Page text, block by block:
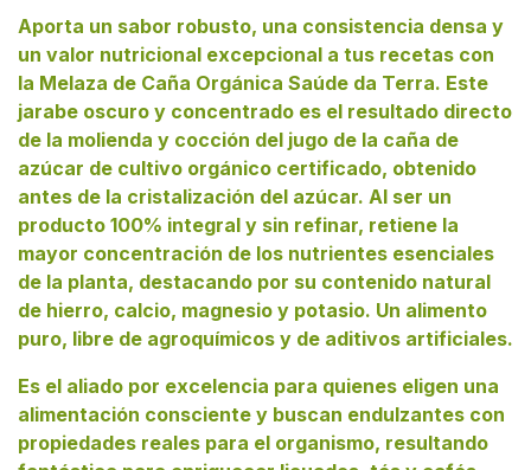
Aporta un sabor robusto, una consistencia densa y
un valor nutricional excepcional a tus recetas con
la Melaza de Caña Orgánica Saúde da Terra. Este
jarabe oscuro y concentrado es el resultado directo
de la molienda y cocción del jugo de la caña de
azúcar de cultivo orgánico certificado, obtenido
antes de la cristalización del azúcar. Al ser un
producto 100% integral y sin refinar, retiene la
mayor concentración de los nutrientes esenciales
de la planta, destacando por su contenido natural
de hierro, calcio, magnesio y potasio. Un alimento
puro, libre de agroquímicos y de aditivos artificiales.
Es el aliado por excelencia para quienes eligen una
alimentación consciente y buscan endulzantes con
propiedades reales para el organismo, resultando